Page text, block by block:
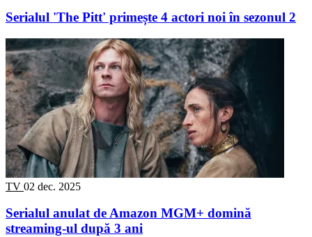
Serialul 'The Pitt' primește 4 actori noi în sezonul 2
TV 02 dec. 2025
Serialul anulat de Amazon MGM+ domină
streaming-ul după 3 ani